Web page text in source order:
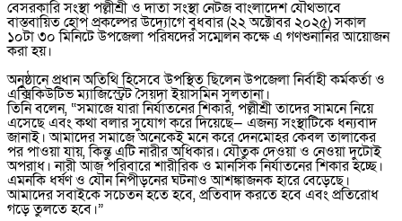
বেসরকারি সংস্থা পল্লীশ্রী ও দাতা সংস্থা নেটজ বাংলাদেশ যৌথভাবে
বাস্তবায়িত হোপ প্রকল্পের উদ্যোগে বুধবার (২২ অক্টোবর ২০২৫) সকাল
১০টা ৩০ মিনিটে উপজেলা পরিষদের সম্মেলন কক্ষে এ গণশুনানির আয়োজন
করা হয়।
অনুষ্ঠানে প্রধান অতিথি হিসেবে উপস্থিত ছিলেন উপজেলা নির্বাহী কর্মকর্তা ও
এক্সিকিউটিভ ম্যাজিস্ট্রেট সৈয়দা ইয়াসমিন সুলতানা।
তিনি বলেন, “সমাজে যারা নির্যাতনের শিকার, পল্লীশ্রী তাদের সামনে নিয়ে
এসেছে এবং কথা বলার সুযোগ করে দিয়েছে— এজন্য সংস্থাটিকে ধন্যবাদ
জানাই। আমাদের সমাজে অনেকেই মনে করে দেনমোহর কেবল তালাকের
পর পাওয়া যায়, কিন্তু এটি নারীর অধিকার। যৌতুক দেওয়া ও নেওয়া দুটোই
অপরাধ। নারী আজ পরিবারে শারীরিক ও মানসিক নির্যাতনের শিকার হচ্ছে।
এমনকি ধর্ষণ ও যৌন নিপীড়নের ঘটনাও আশঙ্কাজনক হারে বেড়েছে।
আমাদের সবাইকে সচেতন হতে হবে, প্রতিবাদ করতে হবে এবং প্রতিরোধ
গড়ে তুলতে হবে।”